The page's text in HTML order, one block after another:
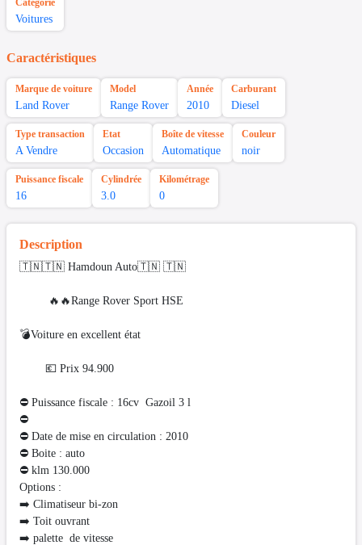
Voitures
Caractéristiques
Marque de voiture
Land Rover
Model
Range Rover
Année
2010
Carburant
Diesel
Type transaction
A Vendre
Etat
Occasion
Boîte de vitesse
Automatique
Couleur
noir
Puissance fiscale
16
Cylindrée
3.0
Kilométrage
0
Description
🇹🇳🇹🇳 Hamdoun Auto🇹🇳 🇹🇳
🔥🔥Range Rover Sport HSE
💣Voiture en excellent état
💶 Prix 94.900
⛔ Puissance fiscale : 16cv Gazoil 3 l
⛔️
⛔ Date de mise en circulation : 2010
⛔ Boite : auto
⛔️ klm 130.000
Options :
➡️ Climatiseur bi-zon
➡️ Toit ouvrant
➡️ palette de vitesse